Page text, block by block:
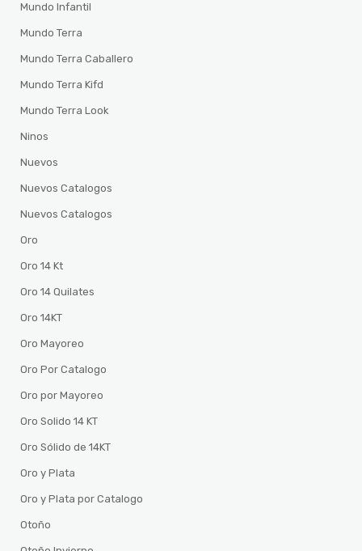
Mundo Infantil
Mundo Terra
Mundo Terra Caballero
Mundo Terra Kifd
Mundo Terra Look
Ninos
Nuevos
Nuevos Catalogos
Nuevos Catalogos
Oro
Oro 14 Kt
Oro 14 Quilates
Oro 14KT
Oro Mayoreo
Oro Por Catalogo
Oro por Mayoreo
Oro Solido 14 KT
Oro Sólido de 14KT
Oro y Plata
Oro y Plata por Catalogo
Otoño